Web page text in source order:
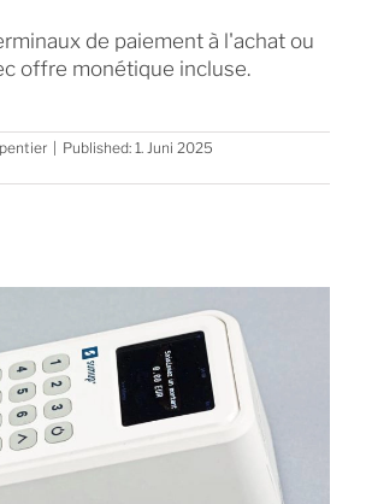
de paiement à l'achat ou
offre monétique incluse.
Published: 1. Juni 2025